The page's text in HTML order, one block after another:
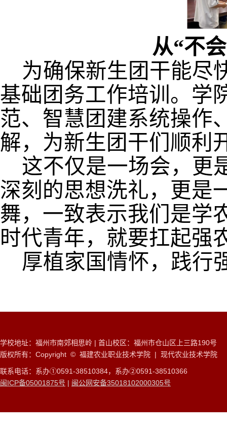
从“不
为确保新生团干能尽
基础团务工作培训。 学
范、智慧团建系统操作
解，为新生团干们顺利
这不仅是一场会，更
深刻的思想洗礼，更是
舞，一致表示我们是学
时代青年，就要扛起强
厚植家国情怀，践行
学校地址：福州市南郊相思岭 | 首山校区：福州市仓山区上三路190号
版权所有：Copyright © 福建农业职业技术学院 | 现代农业技术学院
联系电话：系办①0591-38510384，系办②0591-38510366
闽ICP备05001875号 | 闽公网安备35018102000305号